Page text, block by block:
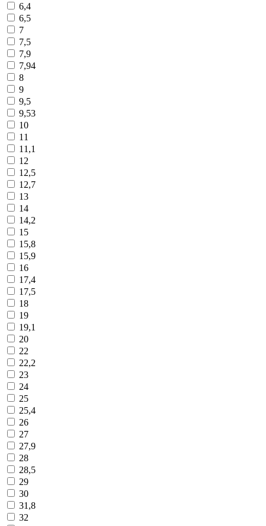
6,4
6,5
7
7,5
7,9
7,94
8
9
9,5
9,53
10
11
11,1
12
12,5
12,7
13
14
14,2
15
15,8
15,9
16
17,4
17,5
18
19
19,1
20
22
22,2
23
24
25
25,4
26
27
27,9
28
28,5
29
30
31,8
32